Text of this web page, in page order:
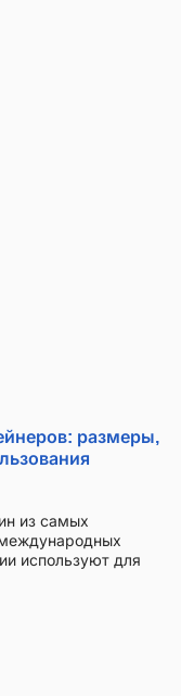
размеры,
из самых
используют для